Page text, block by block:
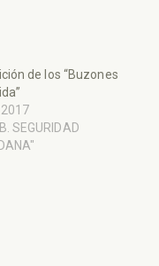
de los “Buzones
SEGURIDAD